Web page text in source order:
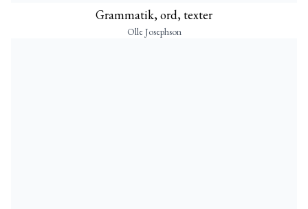
Grammatik, ord, texter
Olle Josephson